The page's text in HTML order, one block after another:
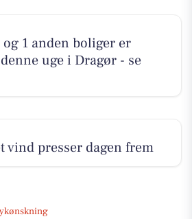
og 1 anden boliger er
uge i Dragør - se
vind presser dagen frem